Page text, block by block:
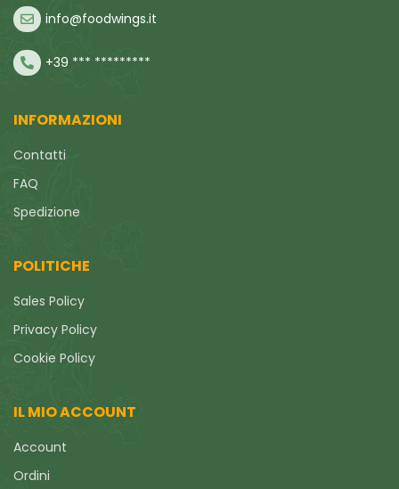
info@foodwings.it
+39 *** *********
INFORMAZIONI
Contatti
FAQ
Spedizione
POLITICHE
Sales Policy
Privacy Policy
Cookie Policy
IL MIO ACCOUNT
Account
Ordini